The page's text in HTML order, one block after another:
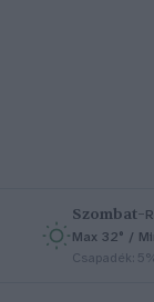
Szombat–
Max 32° /
Csapadék: